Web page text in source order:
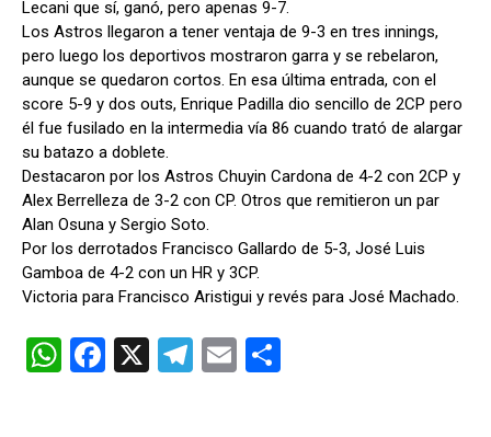
Lecani que sí, ganó, pero apenas 9-7.
Los Astros llegaron a tener ventaja de 9-3 en tres innings,
pero luego los deportivos mostraron garra y se rebelaron,
aunque se quedaron cortos. En esa última entrada, con el
score 5-9 y dos outs, Enrique Padilla dio sencillo de 2CP pero
él fue fusilado en la intermedia vía 86 cuando trató de alargar
su batazo a doblete.
Destacaron por los Astros Chuyin Cardona de 4-2 con 2CP y
Alex Berrelleza de 3-2 con CP. Otros que remitieron un par
Alan Osuna y Sergio Soto.
Por los derrotados Francisco Gallardo de 5-3, José Luis
Gamboa de 4-2 con un HR y 3CP.
Victoria para Francisco Aristigui y revés para José Machado.
W F
X
T
E